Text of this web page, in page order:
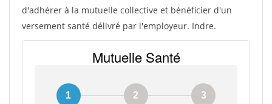
d'adhérer à la mutuelle collective et bénéficier d'un
versement santé délivré par l'employeur. Indre.